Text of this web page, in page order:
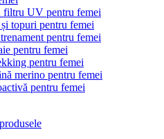
filtru UV pentru femei
topuri pentru femei
pentru femei
pentru femei
pentru femei
merino pentru femei
pentru femei